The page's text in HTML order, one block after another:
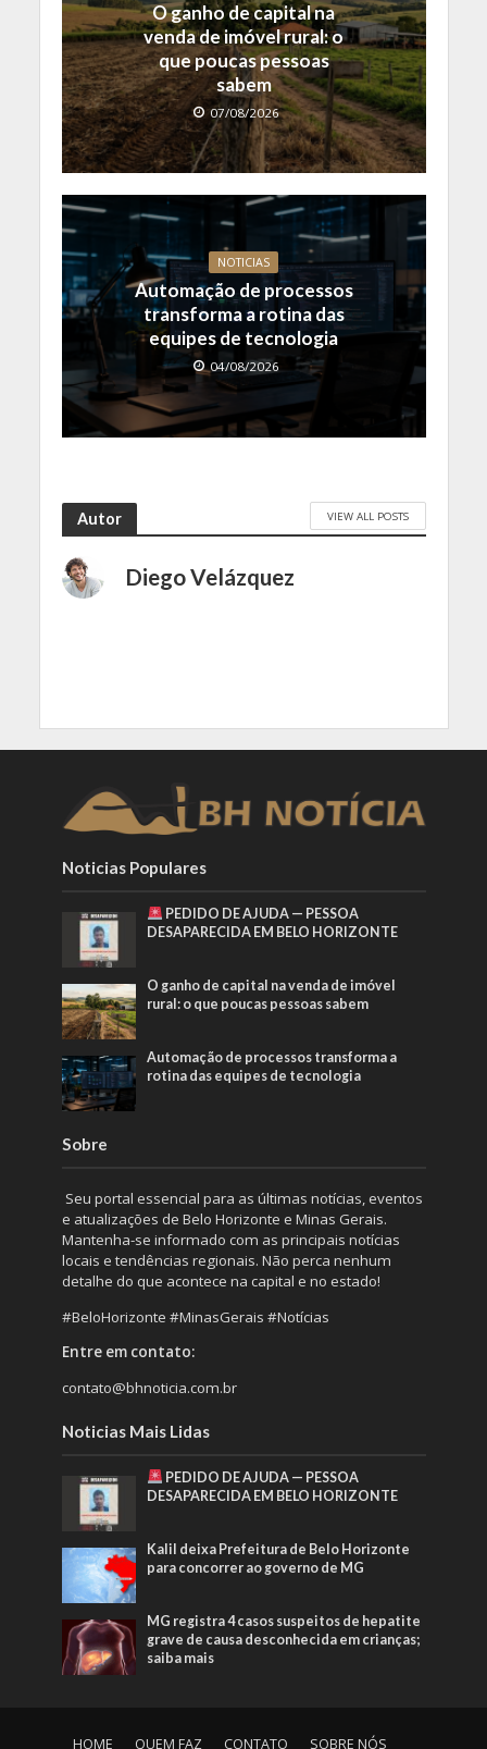
O ganho de capital na
venda de imóvel rural: o
que poucas pessoas
sabem
07/08/2026
NOTICIAS
Automação de processos
transforma a rotina das
equipes de tecnologia
04/08/2026
Autor VIEW ALL POSTS
Diego Velázquez
Noticias Populares
PEDIDO DE AJUDA — PESSOA
DESAPARECIDA EM BELO HORIZONTE
O ganho de capital na venda de imóvel
rural: o que poucas pessoas sabem
Automação de processos transforma a
rotina das equipes de tecnologia
Sobre
Seu portal essencial para as últimas notícias, eventos
e atualizações de Belo Horizonte e Minas Gerais.
Mantenha-se informado com as principais notícias
locais e tendências regionais. Não perca nenhum
detalhe do que acontece na capital e no estado!
#BeloHorizonte #MinasGerais #Notícias
Entre em contato:
contato@bhnoticia.com.br
Noticias Mais Lidas
PEDIDO DE AJUDA — PESSOA
DESAPARECIDA EM BELO HORIZONTE
Kalil deixa Prefeitura de Belo Horizonte
para concorrer ao governo de MG
MG registra 4 casos suspeitos de hepatite
grave de causa desconhecida em crianças;
saiba mais
HOME QUEM FAZ CONTATO SOBRE NÓS